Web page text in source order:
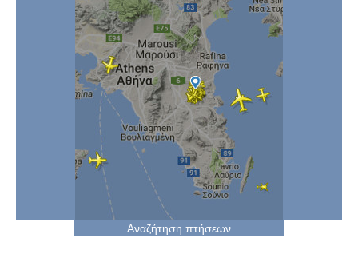
Αναζήτηση πτήσεων